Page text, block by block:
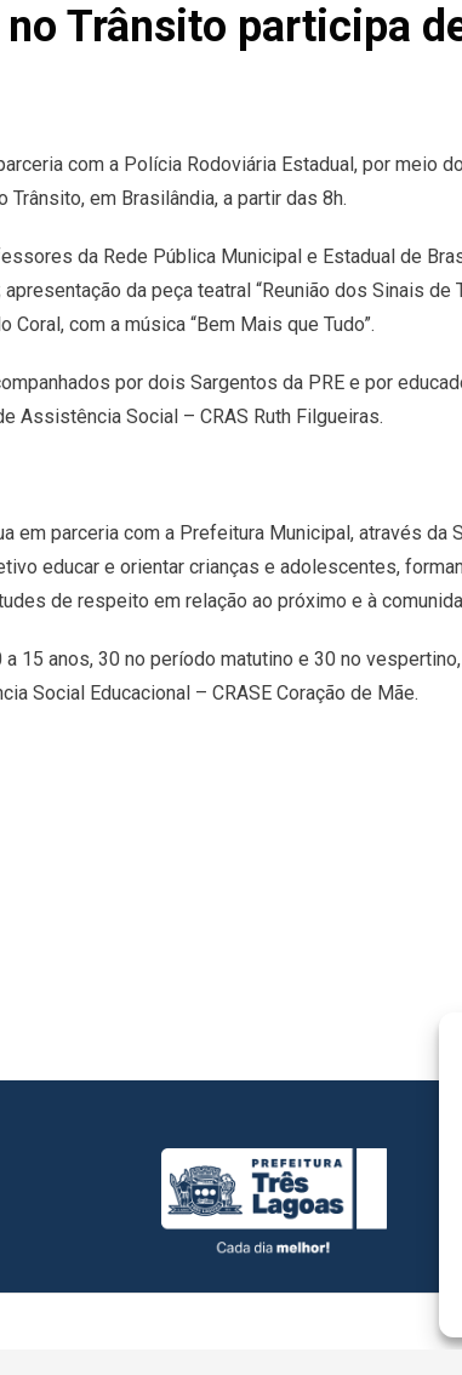
Trânsito participa
com a Polícia Rodoviária Estadual, por meio
em Brasilândia, a partir das 8h.
da Rede Pública Municipal e Estadual de
da peça teatral “Reunião dos Sinais
com a música “Bem Mais que Tudo”.
por dois Sargentos da PRE e por
Assistência Social – CRAS Ruth Filgueiras.
em parceria com a Prefeitura Municipal, através
educar e orientar crianças e adolescentes,
de respeito em relação ao próximo e à
15 anos, 30 no período matutino e 30 no
Social Educacional – CRASE Coração de Mãe.